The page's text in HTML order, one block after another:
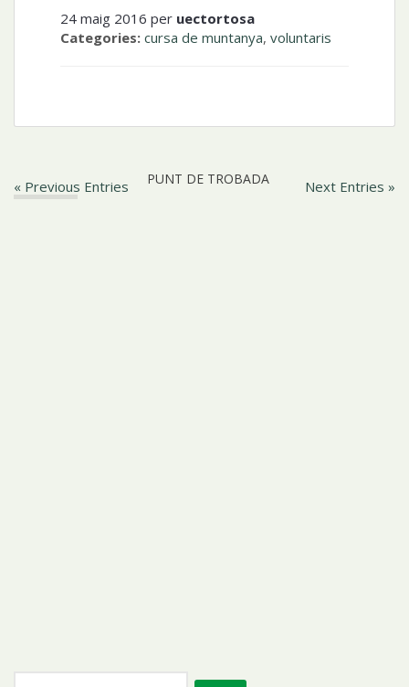
24 maig 2016 per uectortosa
Categories: cursa de muntanya, voluntaris
« Previous Entries Next Entries »
PUNT DE TROBADA